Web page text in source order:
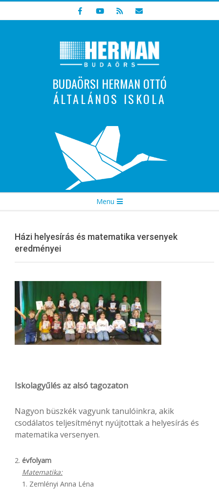
to
BUDAÖRSI HERMAN OTTÓ
ÁLTALÁNOS ISKOLA
Indulunk! Hamarosan újraindul oldalunk!
Menu
Házi helyesírás és matematika versenyek
eredményei
Iskolagyűlés az alsó tagozaton
Nagyon büszkék vagyunk tanulóinkra, akik
csodálatos teljesítményt nyújtottak a helyesírás és
matematika versenyen.
évfolyam
Matematika:
1. Zemlényi Anna Léna